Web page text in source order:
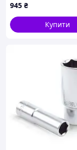
945 ₴
Купити